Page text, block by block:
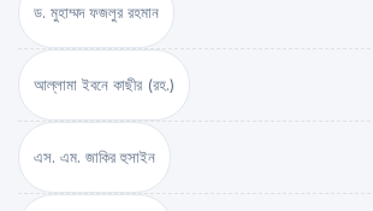
ড. মুহাম্মদ ফজলুর রহমান
আল্লামা ইবনে কাছীর (রহ.)
এস. এম. জাকির হুসাইন